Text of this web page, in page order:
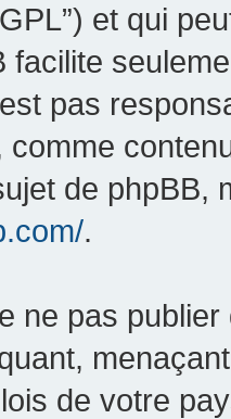
et qui
facilite
pas
comme
de phpBB,
.
ne pas
de votre